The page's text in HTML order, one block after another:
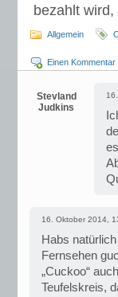
bezahlt
Allgemein
Einen
Stevland
Judkins
16. Oktober 2014,
Habs
Fernsehen
„Cuckoo“
Teufelskreis,